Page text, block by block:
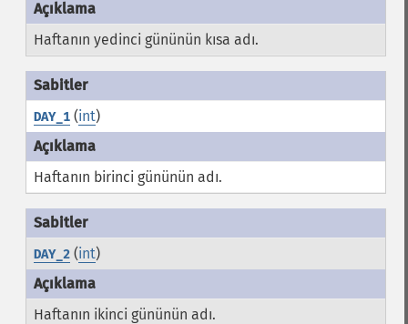
Haftanın yedinci gününün kısa adı.
DAY_1(int)
Haftanın birinci gününün adı.
DAY_2(int)
Haftanın ikinci gününün adı.